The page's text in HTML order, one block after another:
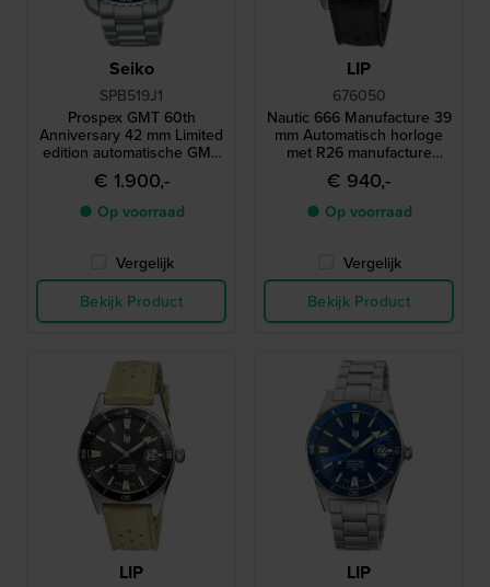
Seiko
SPB519J1
Prospex GMT 60th
Anniversary 42 mm Limited
edition automatische GMT
duiker met 3 dagen
gangreserve
€ 1.900,-
● Op voorraad
Vergelijk
Bekijk Product
LIP
676050
Nautic 666 Manufacture 39
mm Automatisch horloge
met R26 manufacture
uurwerk
€ 940,-
● Op voorraad
Vergelijk
Bekijk Product
LIP LIP